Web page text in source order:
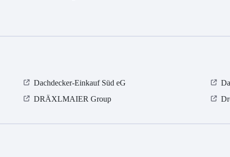
Dachdecker-Einkauf Süd eG
DRÄXLMAIER Group